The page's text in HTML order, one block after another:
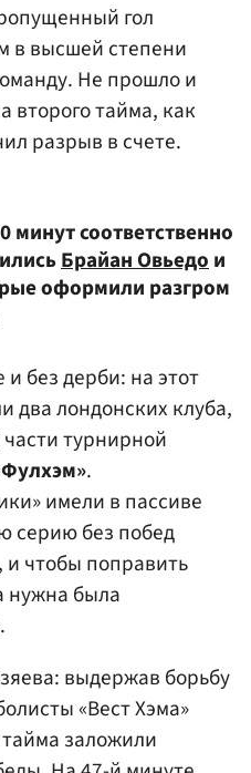
гол
в высшей степени
Не прошло и
второго тайма, как
разрыв в счете.
минут соответственно
Брайан Овьедои
оформили разгром
без дерби: на этот
два лондонских клуба,
турнирной
.
имели в пассиве
серию без побед
и чтобы поправить
нужна была
выдержав борьбу
«Вест Хэма»
заложили